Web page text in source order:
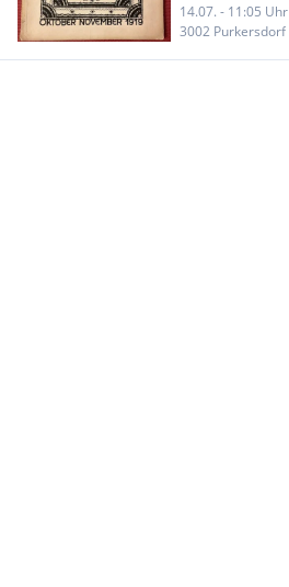
14.07. - 11:05 Uhr
3002 Purkersdorf